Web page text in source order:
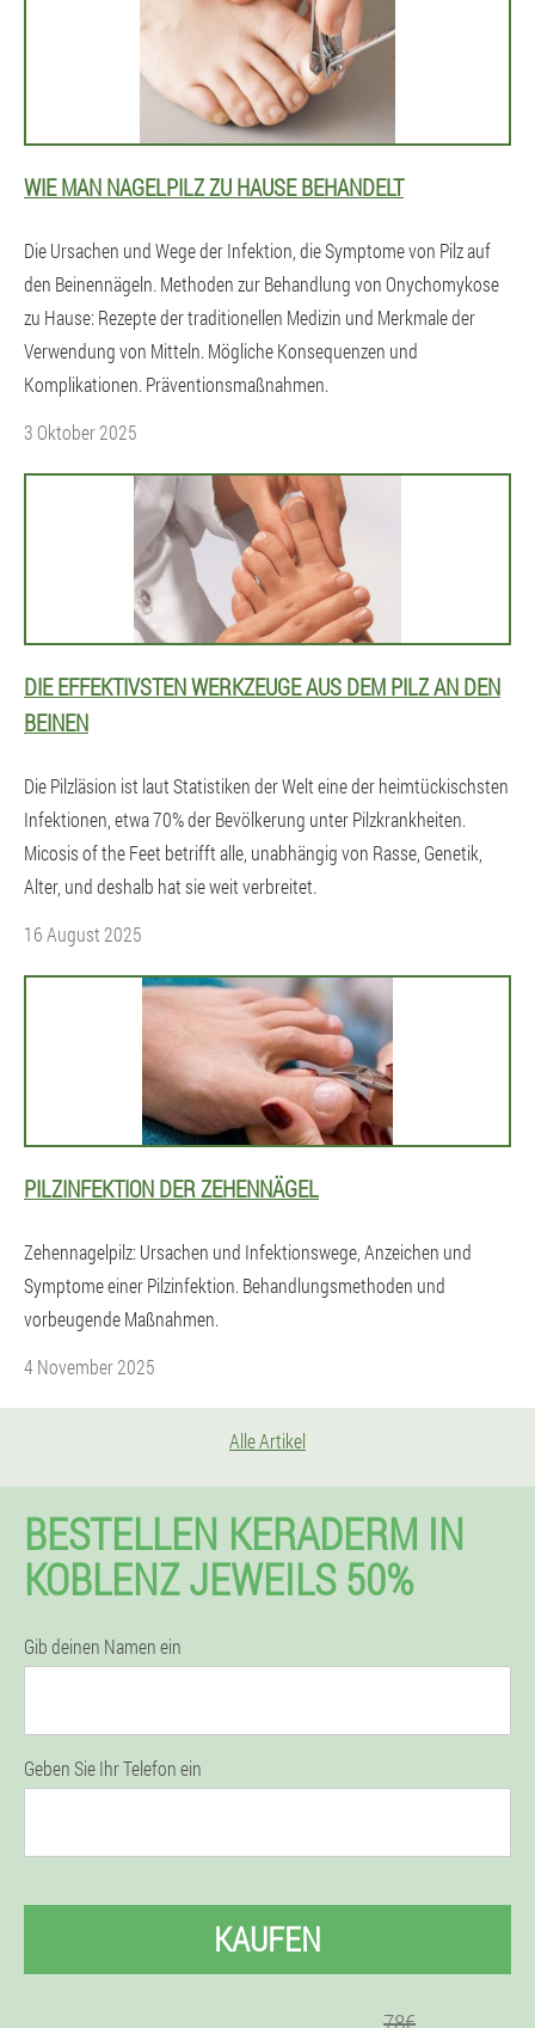
WIE MAN NAGELPILZ ZU HAUSE BEHANDELT
Die Ursachen und Wege der Infektion, die Symptome von Pilz auf
den Beinennägeln. Methoden zur Behandlung von Onychomykose
zu Hause: Rezepte der traditionellen Medizin und Merkmale der
Verwendung von Mitteln. Mögliche Konsequenzen und
Komplikationen. Präventionsmaßnahmen.
3 Oktober 2025
DIE EFFEKTIVSTEN WERKZEUGE AUS DEM PILZ AN DEN
BEINEN
Die Pilzläsion ist laut Statistiken der Welt eine der heimtückischsten
Infektionen, etwa 70% der Bevölkerung unter Pilzkrankheiten.
Micosis of the Feet betrifft alle, unabhängig von Rasse, Genetik,
Alter, und deshalb hat sie weit verbreitet.
16 August 2025
PILZINFEKTION DER ZEHENNÄGEL
Zehennagelpilz: Ursachen und Infektionswege, Anzeichen und
Symptome einer Pilzinfektion. Behandlungsmethoden und
vorbeugende Maßnahmen.
4 November 2025
Alle Artikel
BESTELLEN KERADERM IN
KOBLENZ JEWEILS 50%
Gib deinen Namen ein
Geben Sie Ihr Telefon ein
KAUFEN